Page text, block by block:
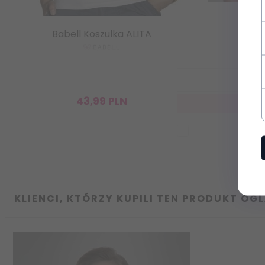
Babell Koszulka ALITA
43,99 PLN
KLIENCI, KTÓRZY KUPILI TEN PRODUKT
najnowsze
informacje o
Chcę zapisać się do